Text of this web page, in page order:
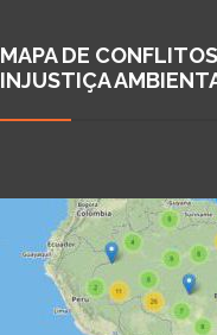
MAPA DE
INJUSTIÇA